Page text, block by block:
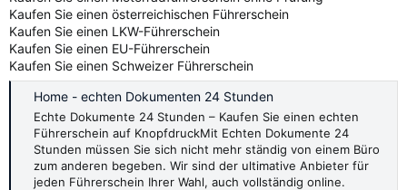
Kaufen Sie einen österreichischen Führerschein
Kaufen Sie einen LKW-Führerschein
Kaufen Sie einen EU-Führerschein
Kaufen Sie einen Schweizer Führerschein
Home - echten Dokumenten 24 Stunden
Echte Dokumente 24 Stunden – Kaufen Sie einen echten
Führerschein auf KnopfdruckMit Echten Dokumente 24
Stunden müssen Sie sich nicht mehr ständig von einem Büro
zum anderen begeben. Wir sind der ultimative Anbieter für
jeden Führerschein Ihrer Wahl, auch vollständig online.